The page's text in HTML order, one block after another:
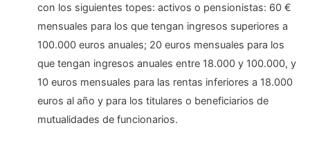
con los siguientes topes: activos o pensionistas: 60 €
mensuales para los que tengan ingresos superiores a
100.000 euros anuales; 20 euros mensuales para los
que tengan ingresos anuales entre 18.000 y 100.000, y
10 euros mensuales para las rentas inferiores a 18.000
euros al año y para los titulares o beneficiarios de
mutualidades de funcionarios.